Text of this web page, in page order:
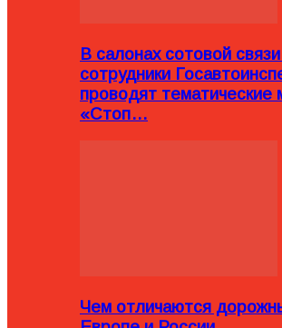
В салонах сотовой
сотрудники
проводят тематические
«Стоп…
Чем отличаются